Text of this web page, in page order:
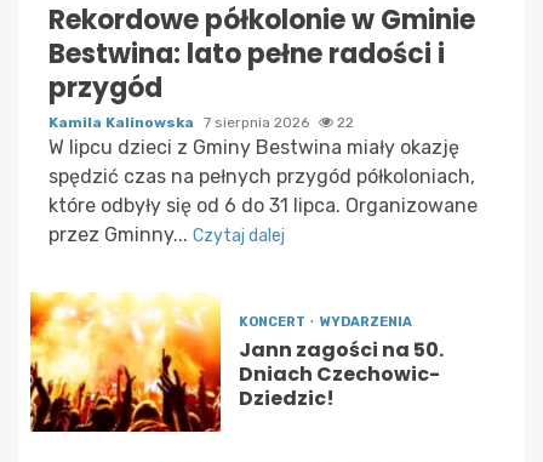
Rekordowe półkolonie w Gminie
Bestwina: lato pełne radości i
przygód
Kamila Kalinowska 7 sierpnia 2026 22
W lipcu dzieci z Gminy Bestwina miały okazję
spędzić czas na pełnych przygód półkoloniach,
które odbyły się od 6 do 31 lipca. Organizowane
przez Gminny... Czytaj dalej
KONCERT WYDARZENIA
Jann zagości na 50.
Dniach Czechowic-
Dziedzic!